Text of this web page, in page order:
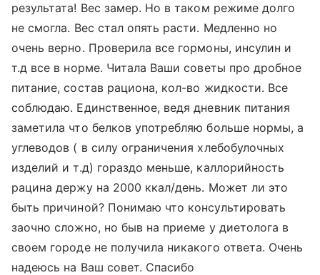
результата! Вес замер. Но в таком режиме долго
не смогла. Вес стал опять расти. Медленно но
очень верно. Проверила все гормоны, инсулин и
т.д все в норме. Читала Ваши советы про дробное
питание, состав рациона, кол-во жидкости. Все
соблюдаю. Единственное, ведя дневник питания
заметила что белков употребляю больше нормы, а
углеводов ( в силу ограничения хлебобулочных
изделий и т.д) гораздо меньше, каллорийность
рацина держу на 2000 ккал/день. Может ли это
быть причиной? Понимаю что консультировать
заочно сложно, но быв на приеме у диетолога в
своем городе не получила никакого ответа. Очень
надеюсь на Ваш совет. Спасибо